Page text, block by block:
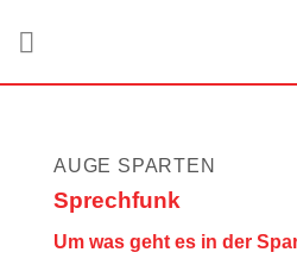
AUGE SPARTEN
Sprechfunk
Um was geht es in der